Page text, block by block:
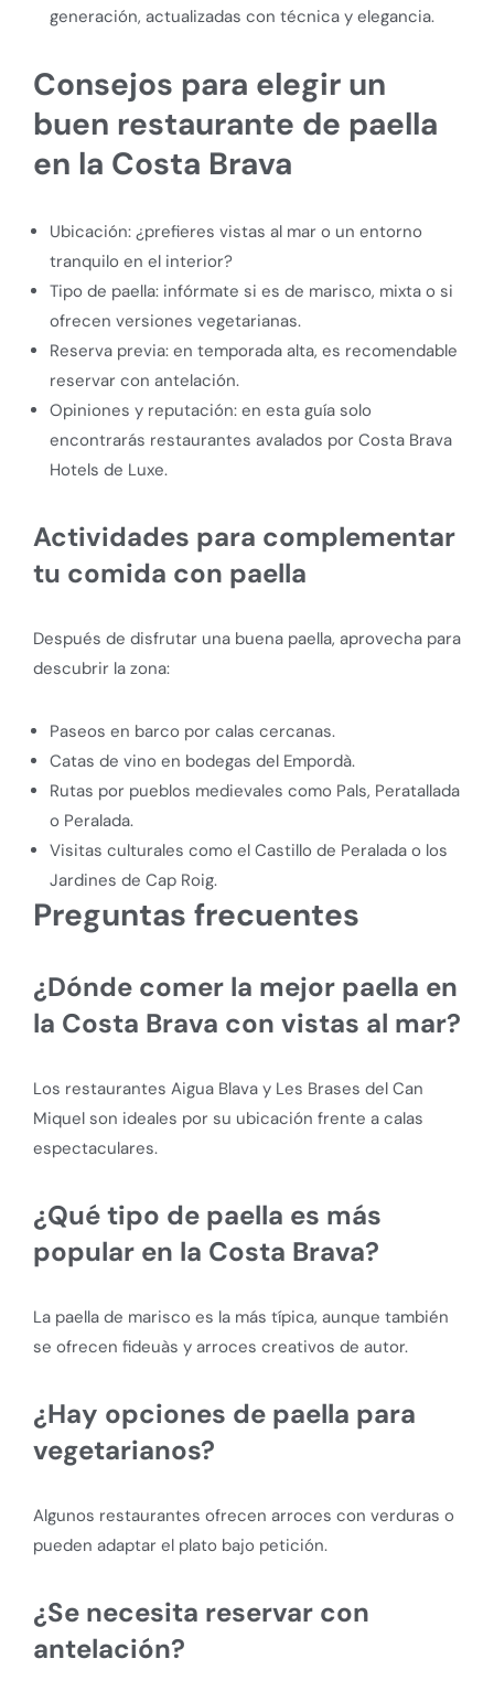
generación, actualizadas con técnica y elegancia.
Consejos para elegir un
buen restaurante de paella
en la Costa Brava
Ubicación: ¿prefieres vistas al mar o un entorno
tranquilo en el interior?
Tipo de paella: infórmate si es de marisco, mixta o si
ofrecen versiones vegetarianas.
Reserva previa: en temporada alta, es recomendable
reservar con antelación.
Opiniones y reputación: en esta guía solo
encontrarás restaurantes avalados por Costa Brava
Hotels de Luxe.
Actividades para complementar
tu comida con paella
Después de disfrutar una buena paella, aprovecha para
descubrir la zona:
Paseos en barco por calas cercanas.
Catas de vino en bodegas del Empordà.
Rutas por pueblos medievales como Pals, Peratallada
o Peralada.
Visitas culturales como el Castillo de Peralada o los
Jardines de Cap Roig.
Preguntas frecuentes
¿Dónde comer la mejor paella en
la Costa Brava con vistas al mar?
Los restaurantes Aigua Blava y Les Brases del Can
Miquel son ideales por su ubicación frente a calas
espectaculares.
¿Qué tipo de paella es más
popular en la Costa Brava?
La paella de marisco es la más típica, aunque también
se ofrecen fideuàs y arroces creativos de autor.
¿Hay opciones de paella para
vegetarianos?
Algunos restaurantes ofrecen arroces con verduras o
pueden adaptar el plato bajo petición.
¿Se necesita reservar con
antelación?